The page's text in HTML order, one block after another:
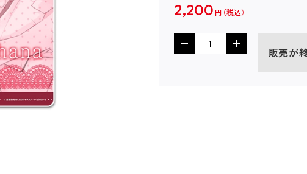
2,200 円
販売が